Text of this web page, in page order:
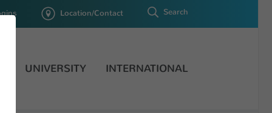
Location/Contact Search
UNIVERSITY INTERNATIONAL